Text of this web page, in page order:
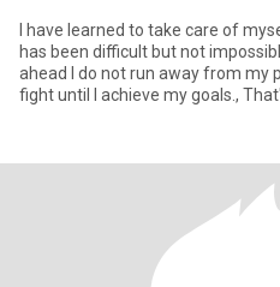
I have learned to take care of
has been difficult but not
ahead I do not run away from my
fight until I achieve my goals.,